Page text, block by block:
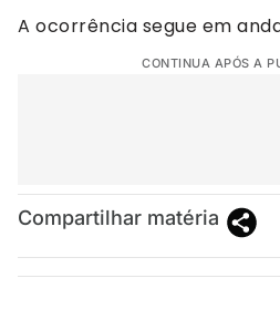
A ocorrência segue em
CONTINUA APÓS A
Compartilhar matéria